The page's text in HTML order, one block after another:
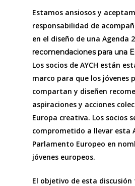
Estamos ansiosos y
responsabilidad de
en el diseño de una Agenda
recomendaciones para una
Los socios de AYCH están
marco para que los jóvenes
compartan y diseñen
aspiraciones y acciones
Europa creativa. Los socios
comprometido a llevar esta
Parlamento Europeo en
jóvenes europeos.
El objetivo de esta